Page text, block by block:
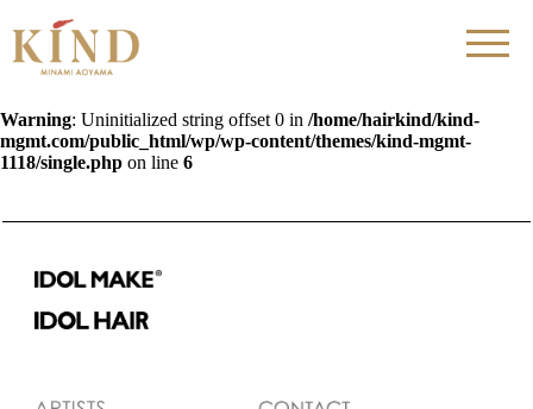
Warning: Uninitialized string offset 0 in /home/hairkind/kind-
mgmt.com/public_html/wp/wp-content/themes/kind-mgmt-
1118/single.php on line 6